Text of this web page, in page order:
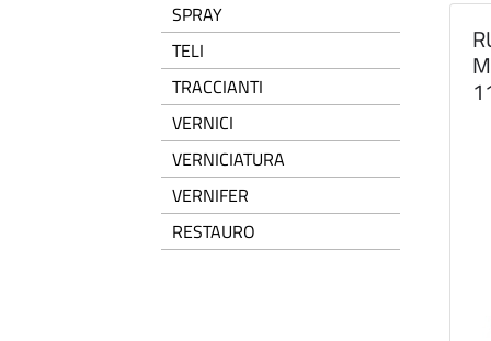
SPRAY
TELI
TRACCIANTI
VERNICI
VERNICIATURA
VERNIFER
RESTAURO